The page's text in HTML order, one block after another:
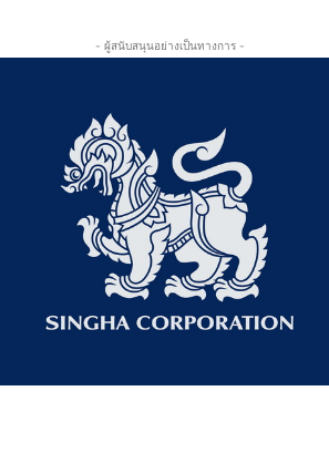
- ผู้สนับสนุนอย่างเป็นทางการ -